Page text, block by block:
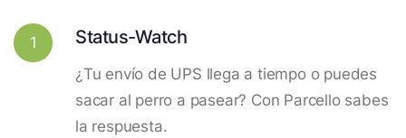
1 Status-Watch
¿Tu envío de UPS llega a tiempo o puedes
sacar al perro a pasear? Con Parcello sabes
la respuesta.